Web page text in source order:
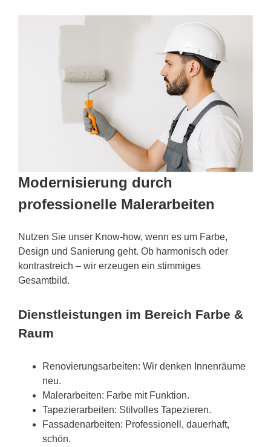
Modernisierung durch
professionelle Malerarbeiten
Nutzen Sie unser Know-how, wenn es um Farbe,
Design und Sanierung geht. Ob harmonisch oder
kontrastreich – wir erzeugen ein stimmiges
Gesamtbild.
Dienstleistungen im Bereich Farbe &
Raum
Renovierungsarbeiten: Wir denken Innenräume
neu.
Malerarbeiten: Farbe mit Funktion.
Tapezierarbeiten: Stilvolles Tapezieren.
Fassadenarbeiten: Professionell, dauerhaft,
schön.